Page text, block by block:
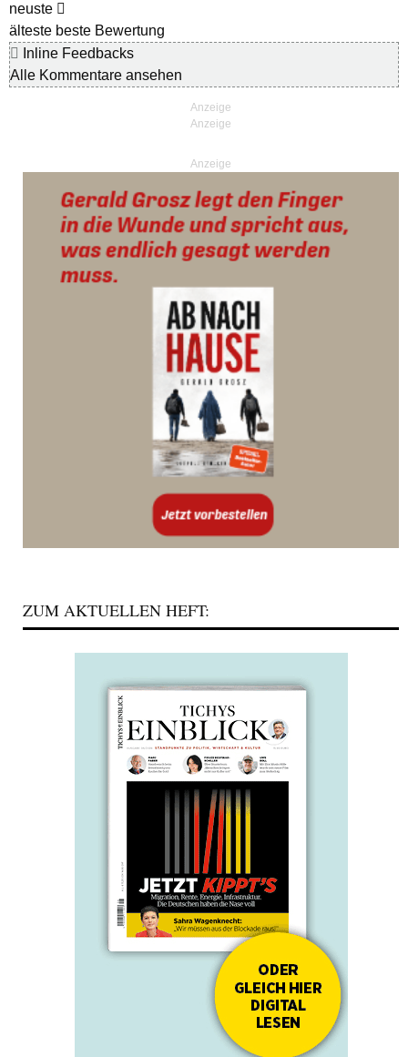
neuste
älteste beste Bewertung
Inline Feedbacks
Alle Kommentare ansehen
Anzeige
ZUM AKTUELLEN HEFT: